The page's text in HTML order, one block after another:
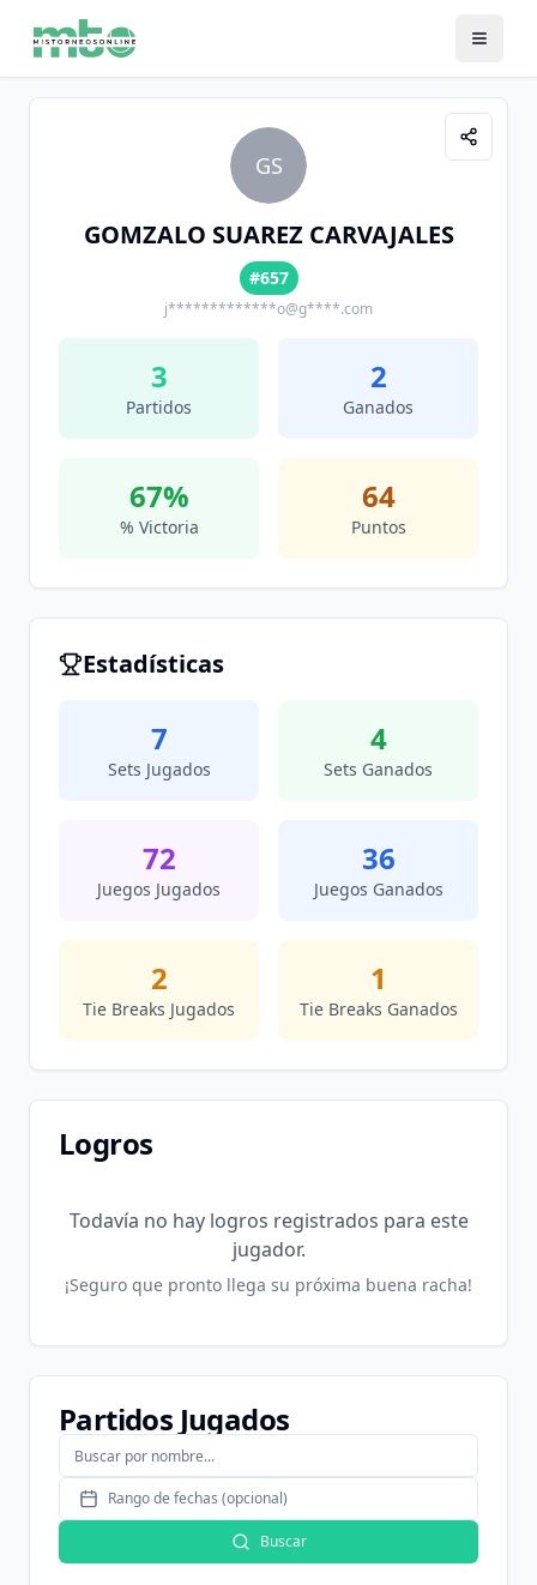
GS
GOMZALO SUAREZ CARVAJALES
#657
j*************o@g****.com
3
Partidos
2
Ganados
67%
% Victoria
64
Puntos
Estadísticas
7
Sets Jugados
4
Sets Ganados
72
Juegos Jugados
36
Juegos Ganados
2
Tie Breaks Jugados
1
Tie Breaks Ganados
Logros
Todavía no hay logros registrados para este
jugador.
¡Seguro que pronto llega su próxima buena racha!
Partidos Jugados
Rango de fechas (opcional)
Buscar